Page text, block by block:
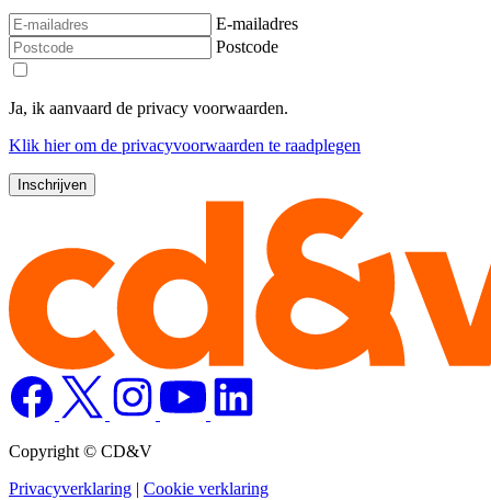
E-mailadres
Postcode
Ja, ik aanvaard de privacy voorwaarden.
Klik hierom de privacyvoorwaarden te raadplegen
Copyright © CD&V
Privacyverklaring | Cookie verklaring